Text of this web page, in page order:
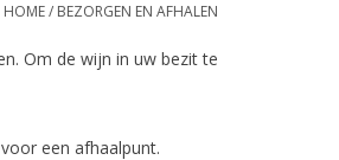
HOME/ BEZORGEN EN AFHALEN
Om de wijn in uw bezit te
een afhaalpunt.